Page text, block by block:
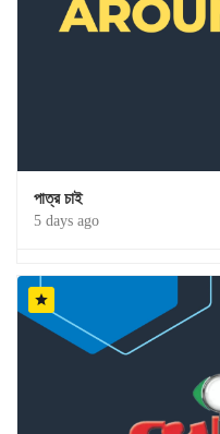
পাত্র চাই
5 days ago